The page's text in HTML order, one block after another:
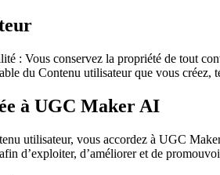
: Vous conservez la propriété de tout
du Contenu utilisateur que vous
à UGC Maker AI
utilisateur, vous accordez à UGC
d’exploiter, d’améliorer et de